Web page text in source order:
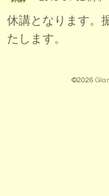
休講となります。
たします。
©2026